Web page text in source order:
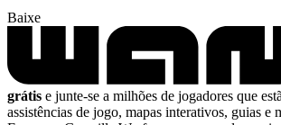
Baixe
grátis e junte-se a milhões de jogadores que
assistências de jogo, mapas interativos, guias e